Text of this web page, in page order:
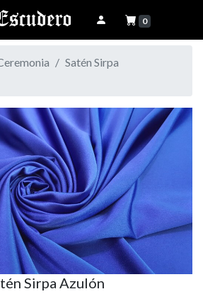
navigation 0
Satén Sirpa
Sirpa Azulón